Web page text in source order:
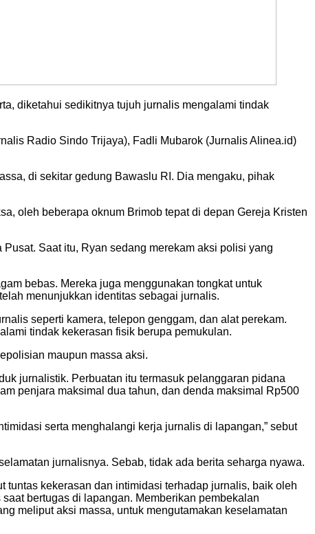
diketahui sedikitnya tujuh jurnalis mengalami tindak
Radio Sindo Trijaya), Fadli Mubarok (Jurnalis Alinea.id)
di sekitar gedung Bawaslu RI. Dia mengaku, pihak
oleh beberapa oknum Brimob tepat di depan Gereja Kristen
Saat itu, Ryan sedang merekam aksi polisi yang
bebas. Mereka juga menggunakan tongkat untuk
menunjukkan identitas sebagai jurnalis.
seperti kamera, telepon genggam, dan alat perekam.
tindak kekerasan fisik berupa pemukulan.
maupun massa aksi.
jurnalistik. Perbuatan itu termasuk pelanggaran pidana
penjara maksimal dua tahun, dan denda maksimal Rp500
serta menghalangi kerja jurnalis di lapangan,” sebut
jurnalisnya. Sebab, tidak ada berita seharga nyawa.
tuntas kekerasan dan intimidasi terhadap jurnalis, baik oleh
bertugas di lapangan. Memberikan pembekalan
meliput aksi massa, untuk mengutamakan keselamatan